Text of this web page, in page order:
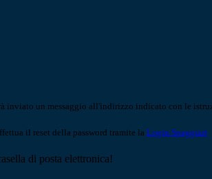
inviato un messaggio all'indirizzo indicato con le
il reset della password tramite la Login Spaggiari
di posta elettronica!